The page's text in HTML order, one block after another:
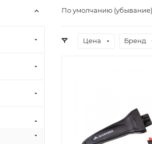
По умолчанию (убывание)
Цена Бренд